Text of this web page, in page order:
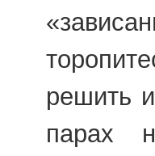
решить
парах